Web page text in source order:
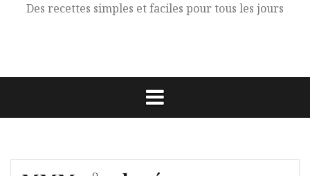
Des recettes simples et faciles pour tous les jours